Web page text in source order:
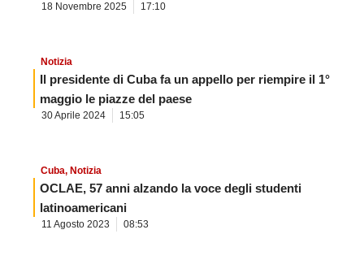
18 Novembre 2025 17:10
Notizia
Il presidente di Cuba fa un appello per riempire il 1°
maggio le piazze del paese
30 Aprile 2024 15:05
Cuba, Notizia
OCLAE, 57 anni alzando la voce degli studenti
latinoamericani
11 Agosto 2023 08:53